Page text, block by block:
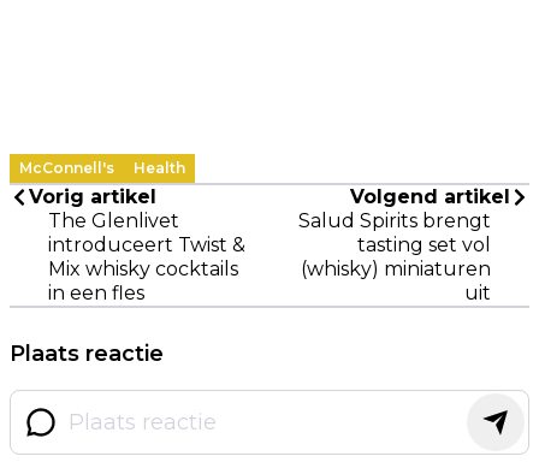
McConnell's Health
Vorig artikel
The Glenlivet
introduceert Twist &
Mix whisky cocktails
in een fles
Volgend artikel
Salud Spirits brengt
tasting set vol
(whisky) miniaturen
uit
Plaats reactie